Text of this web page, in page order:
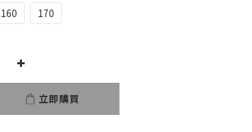
160 170
立即購買